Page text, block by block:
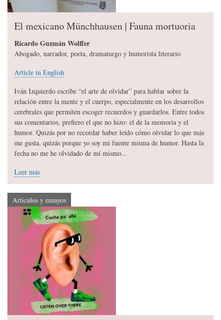
El mexicano Münchhausen | Fauna mortuoria
Ricardo Guzmán Wolffer
Abogado, narrador, poeta, dramaturgo y humorista literario
Article in English
Iván Izquierdo escribe “el arte de olvidar” para hablar sobre la
relación entre la mente y el cuerpo, especialmente en los desarrollos
cerebrales que permiten escoger recuerdos y guardarlos. Entre todos
sus comentarios, prefiero el que no hizo: el de la memoria y el
humor. Quizás por no recordar haber leído cómo olvidar lo que más
me gusta, quizás porque yo soy mi fuente misma de humor. Hasta la
fecha no me he olvidado de mí mismo...
Leer más
Artículos y ensayos